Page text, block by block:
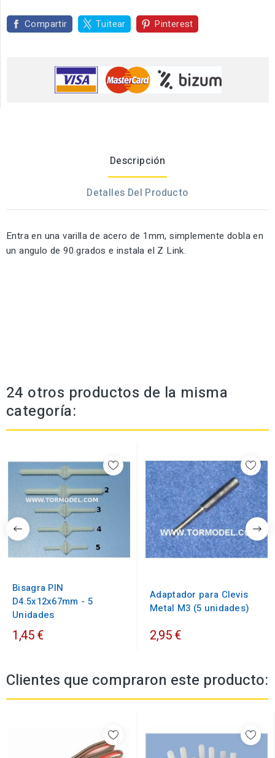
Compartir Tuitear Pinterest
Descripción
Detalles Del Producto
Entra en una varilla de acero de 1mm, simplemente dobla en
un angulo de 90 grados e instala el Z Link.
24 otros productos de la misma
categoría:
Bisagra PIN
D4.5x12x67mm - 5
Unidades
1,45 €
Adaptador para Clevis
Metal M3 (5 unidades)
2,95 €
Clientes que compraron este producto: